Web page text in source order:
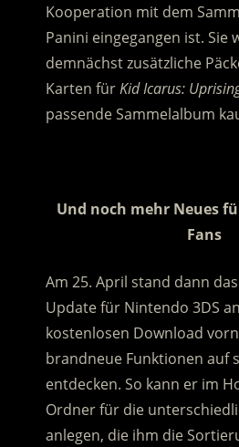
Kooperation mit dem
Panini eingegangen ist. Sie
demnächst zusätzliche
Karten fürKid Icarus:
passende Sammelalbum
Und noch mehr Neues
Fans
Am 25. April stand dann
Update für Nintendo 3DS
kostenlosen Download
brandneue Funktionen auf
entdecken. So kann er im
Ordner für die
anlegen, die ihm die